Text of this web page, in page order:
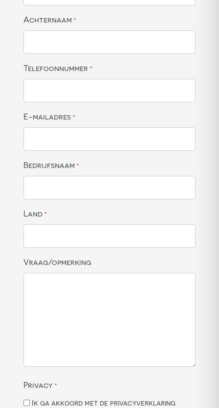
Achternaam *
Telefoonnummer *
E-mailadres *
Bedrijfsnaam *
Land *
Vraag/opmerking
Privacy *
Ik ga akkoord met de privacyverklaring